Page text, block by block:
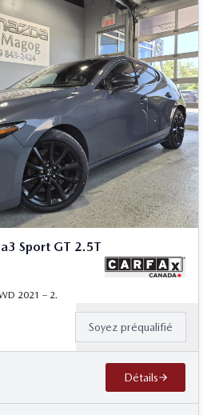
Sport GT 2.5T
2021 – 2.
Soyez préqualifié
Détails